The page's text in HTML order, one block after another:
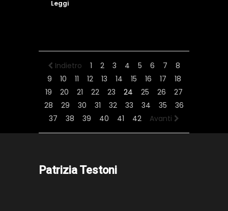
Leggi
Indietro 1 2 3 4 5 6 7
8
9
10 11 12 13 14 15 16 17
18
19
20 21 22 23 24 25 26
27
28
29 30 31 32 33 34 35
36
37
38 39 40 41 42 Avanti
Patrizia Testoni